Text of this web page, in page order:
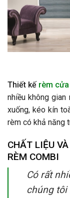
Thiết kế rèm cửa
nhiều không
xuống, kéo kín
rèm có khả năng
CHẤT LIỆU
RÈM COMBI
Có rất
chúng tôi